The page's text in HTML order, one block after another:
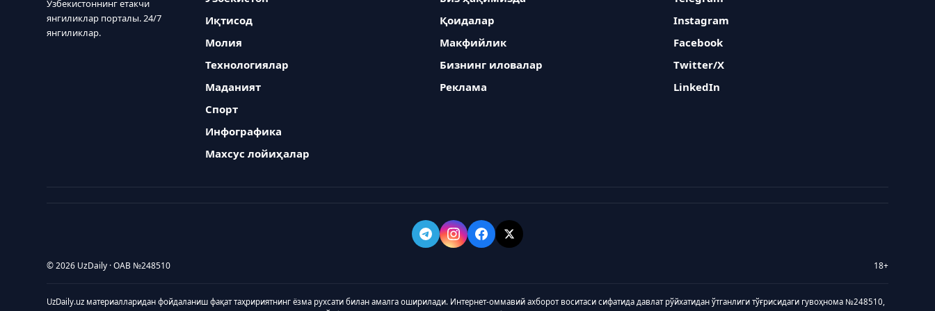
Ўзбекистоннинг етакчи
янгиликлар порталы. 24/7
янгиликлар.
Иқтисод
Молия
Технологиялар
Маданият
Спорт
Инфографика
Махсус лойиҳалар
Қоидалар
Макфийлик
Бизнинг иловалар
Реклама
Instagram
Facebook
Twitter/X
LinkedIn
© 2026 UzDaily · ОАВ №248510 18+
UzDaily.uz материалларидан фойдаланиш фақат таҳририятнинг ёзма рухсати билан амалга оширилади. Интернет-оммавий ахборот воситаси сифатида давлат рўйхатидан ўтганлиги тўғрисидаги гувоҳнома №248510,